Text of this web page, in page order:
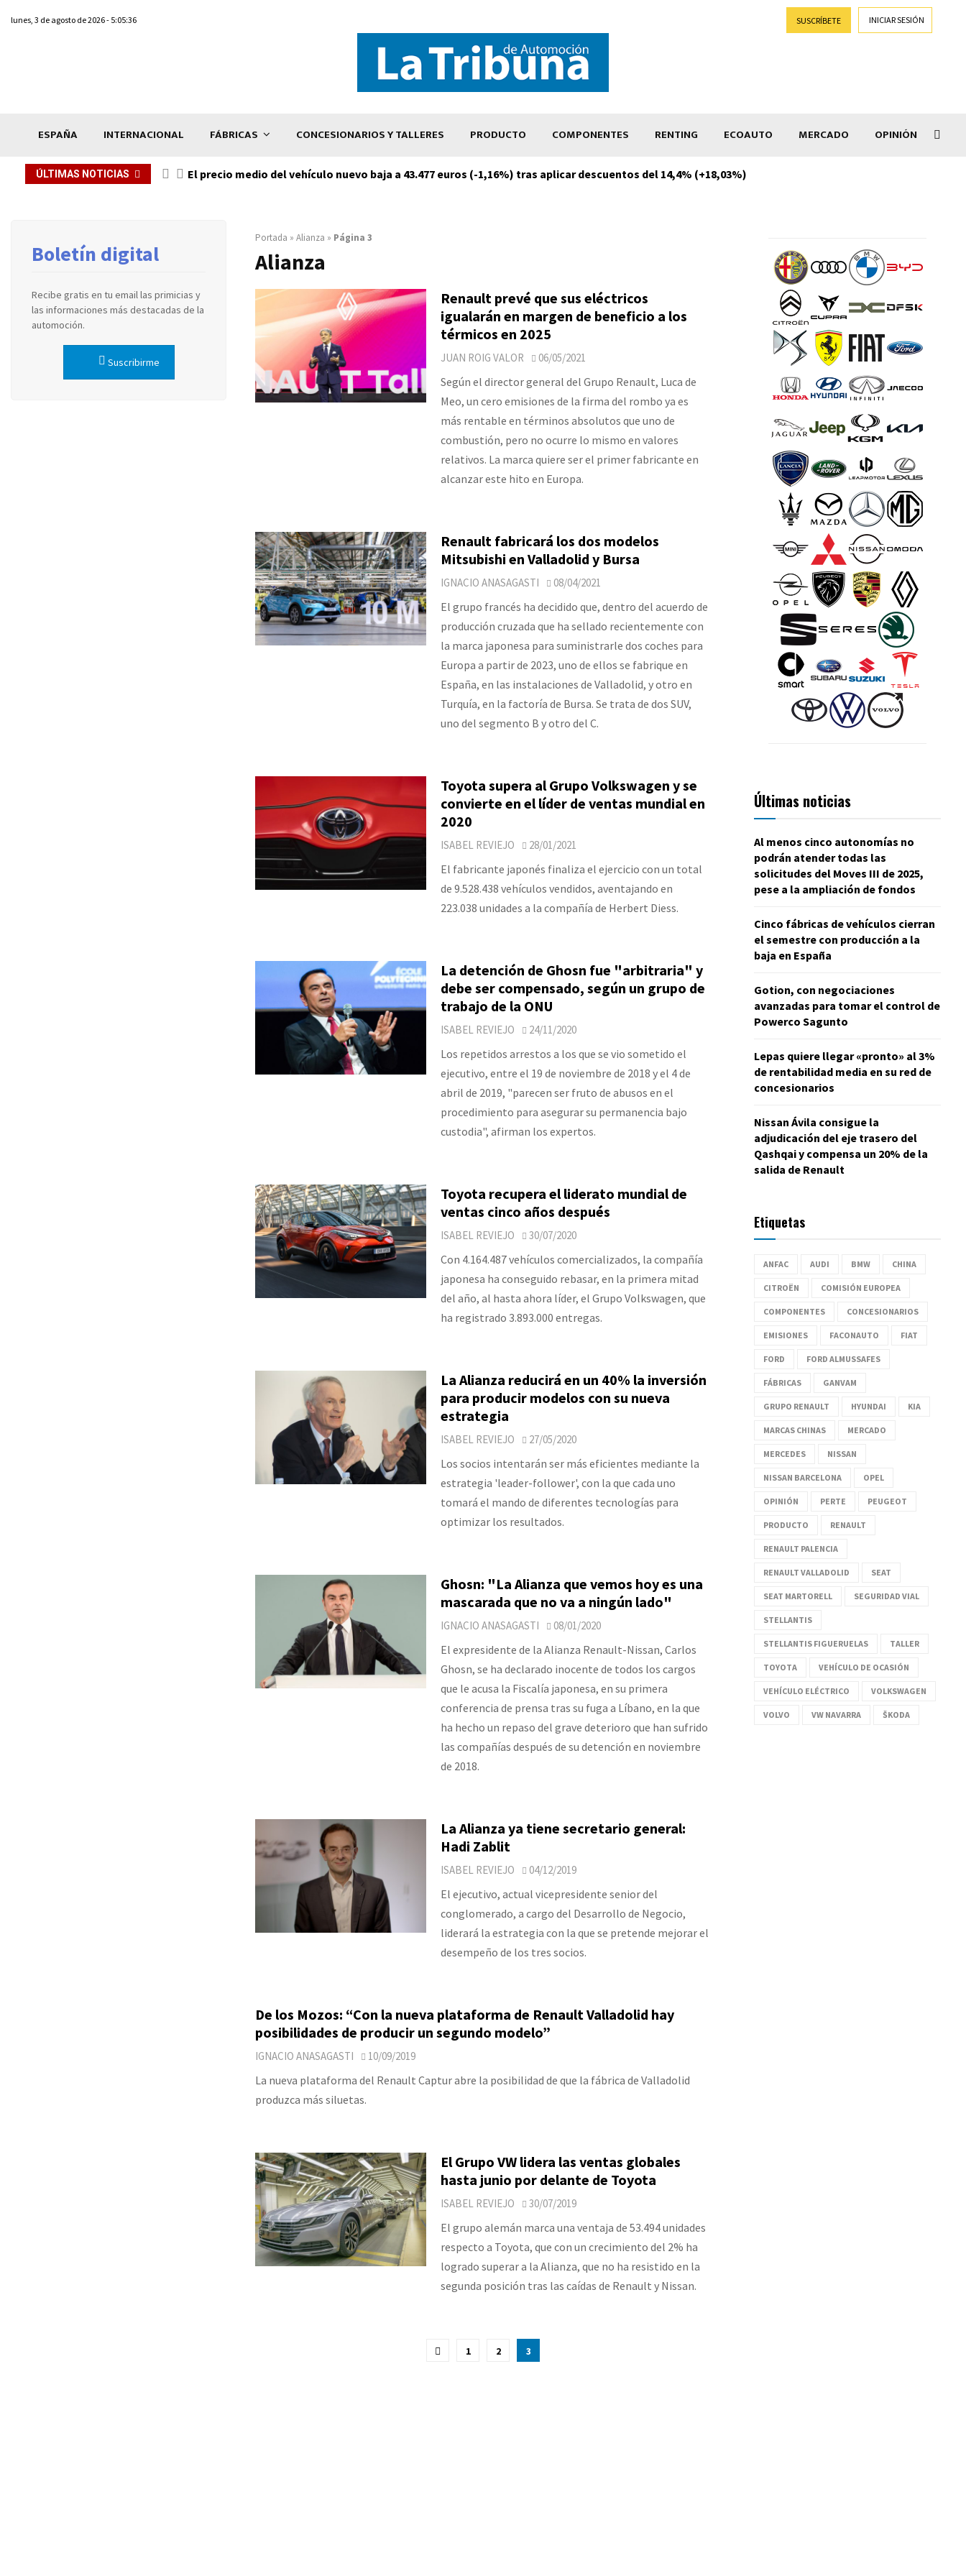
lunes, 3 de agosto de 2026 - 5:05:36 SUSCRÍBETE INICIAR SESIÓN
ESPAÑA INTERNACIONAL FÁBRICAS CONCESIONARIOS Y TALLERES PRODUCTO COMPONENTES RENTING ECOAUTO MERCADO OPINIÓN
ÚLTIMAS NOTICIAS El precio medio del vehículo nuevo baja a 43.477 euros (-1,16%) tras aplicar descuentos del 14,4% (+18,03%)
Portada » Alianza » Página 3
Alianza
Renault prevé que sus eléctricos
igualarán en margen de beneficio a los
térmicos en 2025
JUAN ROIG VALOR 06/05/2021
Según el director general del Grupo Renault, Luca de
Meo, un cero emisiones de la firma del rombo ya es
más rentable en términos absolutos que uno de
combustión, pero no ocurre lo mismo en valores
relativos. La marca quiere ser el primer fabricante en
alcanzar este hito en Europa.
Renault fabricará los dos modelos
Mitsubishi en Valladolid y Bursa
IGNACIO ANASAGASTI 08/04/2021
El grupo francés ha decidido que, dentro del acuerdo de
producción cruzada que ha sellado recientemente con
la marca japonesa para suministrarle dos coches para
Europa a partir de 2023, uno de ellos se fabrique en
España, en las instalaciones de Valladolid, y otro en
Turquía, en la factoría de Bursa. Se trata de dos SUV,
uno del segmento B y otro del C.
Toyota supera al Grupo Volkswagen y se
convierte en el líder de ventas mundial en
2020
ISABEL REVIEJO 28/01/2021
El fabricante japonés finaliza el ejercicio con un total
de 9.528.438 vehículos vendidos, aventajando en
223.038 unidades a la compañía de Herbert Diess.
La detención de Ghosn fue "arbitraria" y
debe ser compensado, según un grupo de
trabajo de la ONU
ISABEL REVIEJO 24/11/2020
Los repetidos arrestos a los que se vio sometido el
ejecutivo, entre el 19 de noviembre de 2018 y el 4 de
abril de 2019, "parecen ser fruto de abusos en el
procedimiento para asegurar su permanencia bajo
custodia", afirman los expertos.
Toyota recupera el liderato mundial de
ventas cinco años después
ISABEL REVIEJO 30/07/2020
Con 4.164.487 vehículos comercializados, la compañía
japonesa ha conseguido rebasar, en la primera mitad
del año, al hasta ahora líder, el Grupo Volkswagen, que
ha registrado 3.893.000 entregas.
La Alianza reducirá en un 40% la inversión
para producir modelos con su nueva
estrategia
ISABEL REVIEJO 27/05/2020
Los socios intentarán ser más eficientes mediante la
estrategia 'leader-follower', con la que cada uno
tomará el mando de diferentes tecnologías para
optimizar los resultados.
Ghosn: "La Alianza que vemos hoy es una
mascarada que no va a ningún lado"
IGNACIO ANASAGASTI 08/01/2020
El expresidente de la Alianza Renault-Nissan, Carlos
Ghosn, se ha declarado inocente de todos los cargos
que le acusa la Fiscalía japonesa, en su primera
conferencia de prensa tras su fuga a Líbano, en la que
ha hecho un repaso del grave deterioro que han sufrido
las compañías después de su detención en noviembre
de 2018.
La Alianza ya tiene secretario general:
Hadi Zablit
ISABEL REVIEJO 04/12/2019
El ejecutivo, actual vicepresidente senior del
conglomerado, a cargo del Desarrollo de Negocio,
liderará la estrategia con la que se pretende mejorar el
desempeño de los tres socios.
De los Mozos: “Con la nueva plataforma de Renault Valladolid hay
posibilidades de producir un segundo modelo”
IGNACIO ANASAGASTI 10/09/2019
La nueva plataforma del Renault Captur abre la posibilidad de que la fábrica de Valladolid
produzca más siluetas.
El Grupo VW lidera las ventas globales
hasta junio por delante de Toyota
ISABEL REVIEJO 30/07/2019
El grupo alemán marca una ventaja de 53.494 unidades
respecto a Toyota, que con un crecimiento del 2% ha
logrado superar a la Alianza, que no ha resistido en la
segunda posición tras las caídas de Renault y Nissan.
1 2 3
Boletín digital
Recibe gratis en tu email las primicias y
las informaciones más destacadas de la
automoción.
Suscribirme
Últimas noticias
Al menos cinco autonomías no
podrán atender todas las
solicitudes del Moves III de 2025,
pese a la ampliación de fondos
Cinco fábricas de vehículos cierran
el semestre con producción a la
baja en España
Gotion, con negociaciones
avanzadas para tomar el control de
Powerco Sagunto
Lepas quiere llegar «pronto» al 3%
de rentabilidad media en su red de
concesionarios
Nissan Ávila consigue la
adjudicación del eje trasero del
Qashqai y compensa un 20% de la
salida de Renault
Etiquetas
ANFAC AUDI BMW CHINA
CITROËN COMISIÓN EUROPEA
COMPONENTES CONCESIONARIOS
EMISIONES FACONAUTO FIAT
FORD FORD ALMUSSAFES
FÁBRICAS GANVAM
GRUPO RENAULT HYUNDAI KIA
MARCAS CHINAS MERCADO
MERCEDES NISSAN
NISSAN BARCELONA OPEL
OPINIÓN PERTE PEUGEOT
PRODUCTO RENAULT
RENAULT PALENCIA
RENAULT VALLADOLID SEAT
SEAT MARTORELL SEGURIDAD VIAL
STELLANTIS
STELLANTIS FIGUERUELAS TALLER
TOYOTA VEHÍCULO DE OCASIÓN
VEHÍCULO ELÉCTRICO VOLKSWAGEN
VOLVO VW NAVARRA ŠKODA